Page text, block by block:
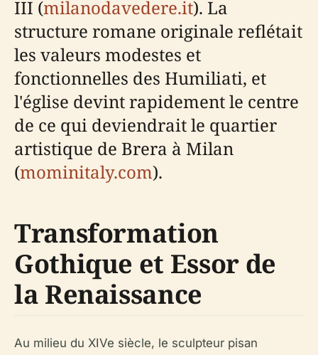
III (milanodavedere.it). La
structure romane originale reflétait
les valeurs modestes et
fonctionnelles des Humiliati, et
l'église devint rapidement le centre
de ce qui deviendrait le quartier
artistique de Brera à Milan
(mominitaly.com).
Transformation
Gothique et Essor de
la Renaissance
Au milieu du XIVe siècle, le sculpteur pisan